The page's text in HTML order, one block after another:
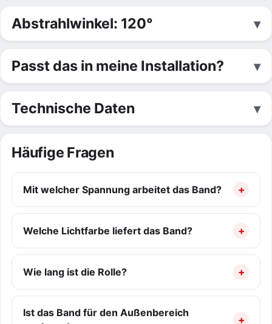
Abstrahlwinkel: 120°
Passt das in meine Installation?
Technische Daten
Häufige Fragen
Mit welcher Spannung arbeitet das Band?
Welche Lichtfarbe liefert das Band?
Wie lang ist die Rolle?
Ist das Band für den Außenbereich